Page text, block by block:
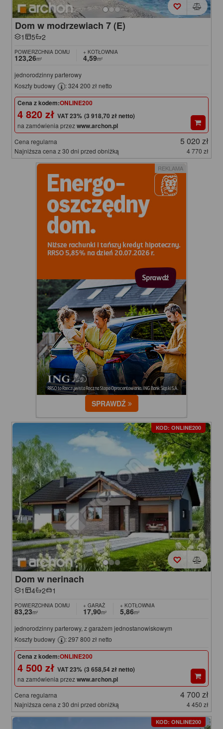
Dom w modrzewiach 7 (E)
1 5 2
POWIERZCHNIA DOMU
123,26m²
+ KOTŁOWNIA
4,59m²
jednorodzinny parterowy
Koszty budowy
: 324 200 zł netto
Cena z kodem:ONLINE200
4 820 zł (3 918,70 zł netto)
na zamówienia przezwww.archon.pl
Cena regularna 5 020 zł
Najniższa cena z 30 dni przed obniżką 4 770 zł
REKLAMA
SPRAWDŹ
KOD: ONLINE200
Dom w nerinach
1 4 2 1
POWIERZCHNIA DOMU
83,23m²
+ GARAŻ
17,90m²
+ KOTŁOWNIA
5,86m²
jednorodzinny parterowy, z garażem jednostanowiskowym
Koszty budowy
: 297 800 zł netto
Cena z kodem:ONLINE200
4 500 zł (3 658,54 zł netto)
na zamówienia przezwww.archon.pl
Cena regularna 4 700 zł
Najniższa cena z 30 dni przed obniżką 4 450 zł
KOD: ONLINE200